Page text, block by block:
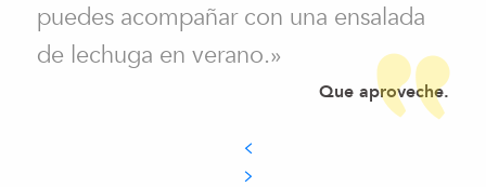
puedes acompañar con una ensalada
de lechuga en verano.»
Que aproveche.